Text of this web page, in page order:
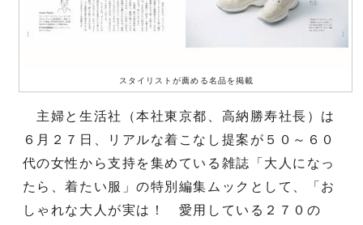
スタイリストが薦める名品を掲載
主婦と生活社（本社東京都、高納勝寿社長）は
６月２７日、リアルな着こなし提案が５０～６０
代の女性から支持を集めている雑誌「大人になっ
たら、着たい服」の特別編集ムックとして、「お
しゃれな大人が実は！ 愛用している２７０の